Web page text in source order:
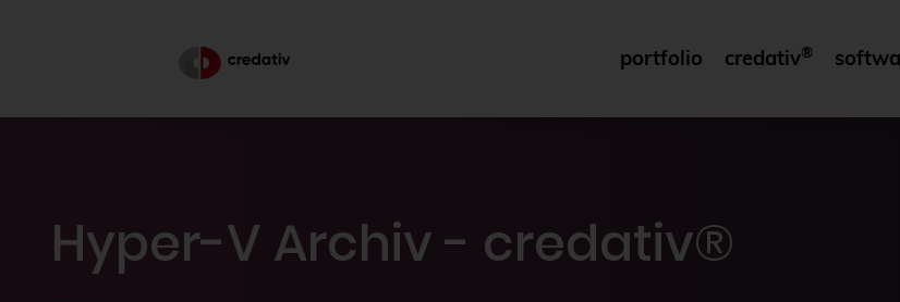
portfolio credativ®
Hyper-V Archiv - credativ®